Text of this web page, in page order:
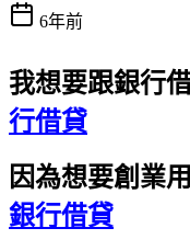
6年前
我想要跟銀行
行借貸
因為想要創業
銀行借貸